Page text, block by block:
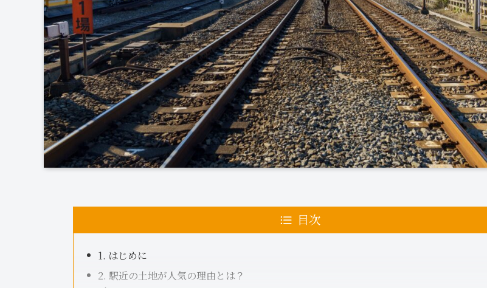
目次
1. はじめに
2. 駅近の土地が人気の理由とは？